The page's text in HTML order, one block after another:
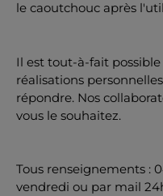
le caoutchouc après
Il est tout-à-fait possible
réalisations
répondre. Nos
vous le souhaitez.
Tous renseignements :
vendredi ou par mail